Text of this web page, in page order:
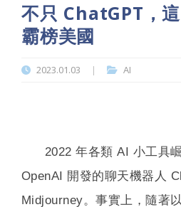
不只 ChatGPT，
霸榜美國
2023.01.03 | AI
2022 年各類 AI 小工具
OpenAI 開發的聊天機器人
Midjourney。事實上，隨著